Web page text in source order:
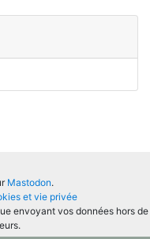
Mastodon.
et vie privée
envoyant vos données hors de